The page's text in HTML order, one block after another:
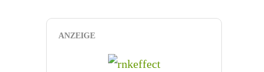
ANZEIGE